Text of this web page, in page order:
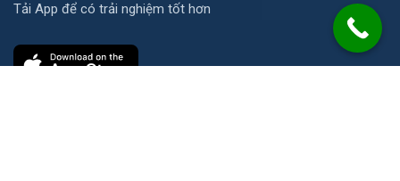
Tải App để có trải nghiệm tốt hơn